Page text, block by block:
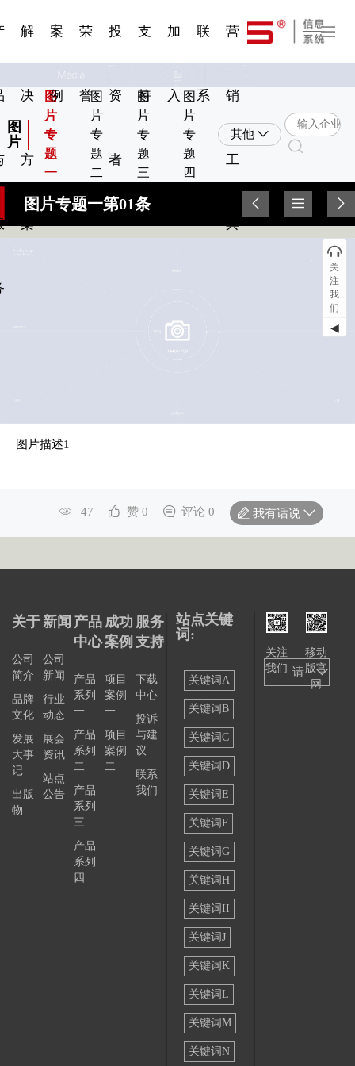
解
决
方
案
案
例
荣
誉
投
资
者
支
持
加
入
联
系
营
销
工
具
图
片
图
片
专
题
一
图
片
专
题
二
图
片
专
题
三
图
片
专
题
四
其他
图片专题一第01条
图片描述1
47 赞 0 评论 0 我有话说
关于
公司
简介
品牌
文化
发展
大事
记
出版
物
新闻
公司
新闻
行业
动态
展会
资讯
站点
公告
产品
中心
产品
系列
一
产品
系列
二
产品
系列
三
产品
系列
四
成功
案例
项目
案例
一
项目
案例
二
服务
支持
下载
中心
投诉
与建
议
联系
我们
站点关键
词:
关键词A
关键词B
关键词C
关键词D
关键词E
关键词F
关键词G
关键词H
关键词II
关键词J
关键词K
关键词L
关键词M
关键词N
关注
我们
移动
版官
网
——请
关
注
我
们
◀